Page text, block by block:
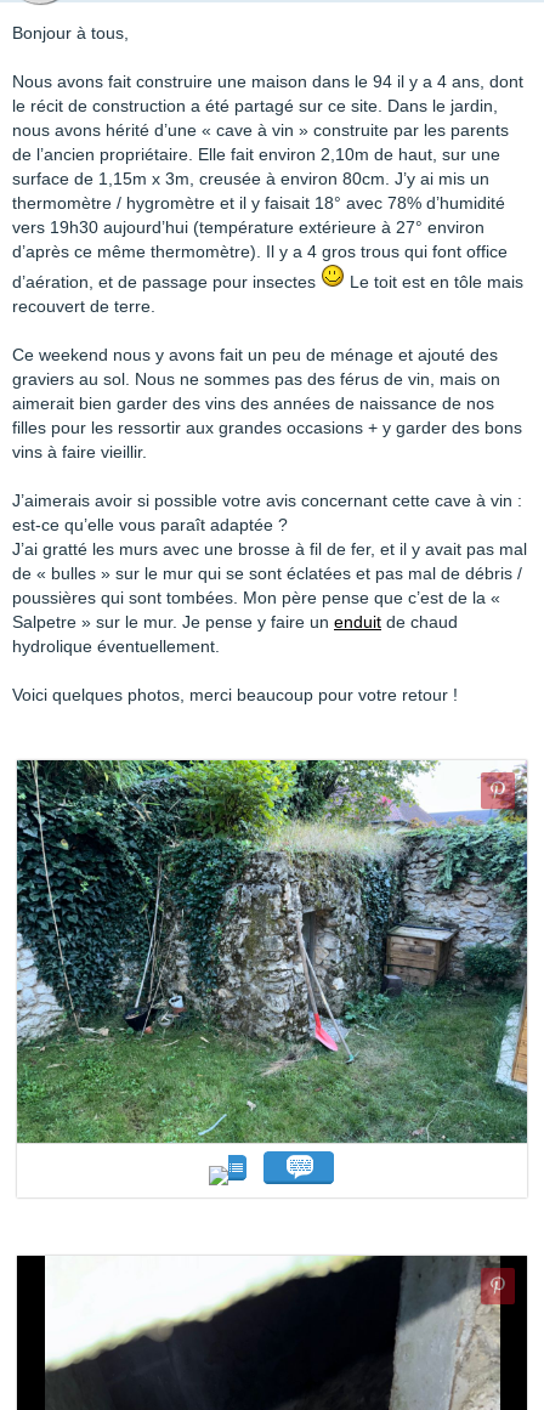
Bonjour à tous,
Nous avons fait construire une maison dans le 94 il y a 4 ans, dont
le récit de construction a été partagé sur ce site. Dans le jardin,
nous avons hérité d’une « cave à vin » construite par les parents
de l’ancien propriétaire. Elle fait environ 2,10m de haut, sur une
surface de 1,15m x 3m, creusée à environ 80cm. J’y ai mis un
thermomètre / hygromètre et il y faisait 18° avec 78% d’humidité
vers 19h30 aujourd’hui (température extérieure à 27° environ
d’après ce même thermomètre). Il y a 4 gros trous qui font office
d’aération, et de passage pour insectes
Le toit est en tôle mais
recouvert de terre.
Ce weekend nous y avons fait un peu de ménage et ajouté des
graviers au sol. Nous ne sommes pas des férus de vin, mais on
aimerait bien garder des vins des années de naissance de nos
filles pour les ressortir aux grandes occasions + y garder des bons
vins à faire vieillir.
J’aimerais avoir si possible votre avis concernant cette cave à vin :
est-ce qu’elle vous paraît adaptée ?
J’ai gratté les murs avec une brosse à fil de fer, et il y avait pas mal
de « bulles » sur le mur qui se sont éclatées et pas mal de débris /
poussières qui sont tombées. Mon père pense que c’est de la «
Salpetre » sur le mur. Je pense y faire un enduit de chaud
hydrolique éventuellement.
Voici quelques photos, merci beaucoup pour votre retour !